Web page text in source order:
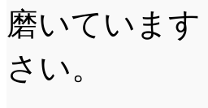
磨いていま
さい。